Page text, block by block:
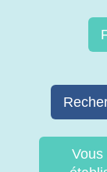
Vous